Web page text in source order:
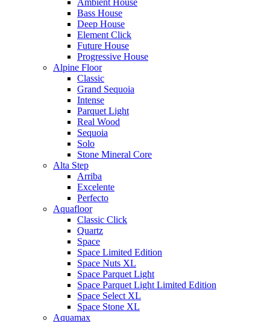
Ambient House
Bass House
Deep House
Element Click
Future House
Progressive House
Alpine Floor
Classic
Grand Sequoia
Intense
Parquet Light
Real Wood
Sequoia
Solo
Stone Mineral Core
Alta Step
Arriba
Excelente
Perfecto
Aquafloor
Classic Click
Quartz
Space
Space Limited Edition
Space Nuts XL
Space Parquet Light
Space Parquet Light Limited Edition
Space Select XL
Space Stone XL
Aquamax